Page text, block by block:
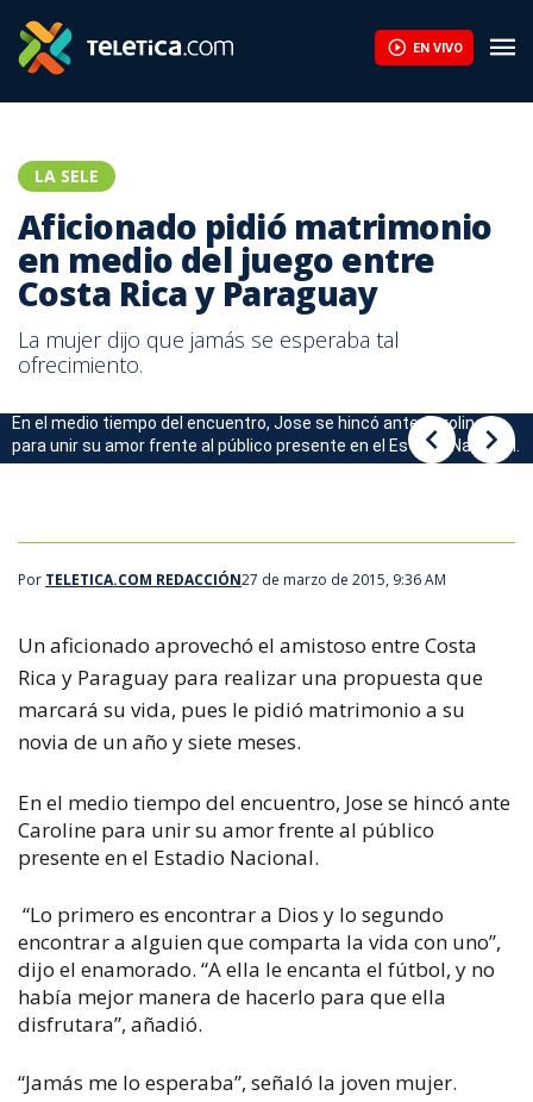
EN VIVO
LA SELE
Aficionado pidió matrimonio
en medio del juego entre
Costa Rica y Paraguay
La mujer dijo que jamás se esperaba tal
ofrecimiento.
En el medio tiempo del encuentro, Jose se hincó ante Caroline
para unir su amor frente al público presente en el Estadio Nacional.
Por TELETICA.COM REDACCIÓN27 de marzo de 2015, 9:36 AM
Un aficionado aprovechó el amistoso entre Costa
Rica y Paraguay para realizar una propuesta que
marcará su vida, pues le pidió matrimonio a su
novia de un año y siete meses.
En el medio tiempo del encuentro, Jose se hincó ante
Caroline para unir su amor frente al público
presente en el Estadio Nacional.
“Lo primero es encontrar a Dios y lo segundo
encontrar a alguien que comparta la vida con uno”,
dijo el enamorado. “A ella le encanta el fútbol, y no
había mejor manera de hacerlo para que ella
disfrutara”, añadió.
“Jamás me lo esperaba”, señaló la joven mujer.